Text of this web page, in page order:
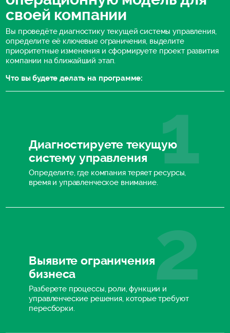
своей компании
Вы проведёте диагностику текущей системы управления,
определите её ключевые ограничения, выделите
приоритетные изменения и сформируете проект развития
компании на ближайший этап.
Что вы будете делать на программе:
Диагностируете текущую
систему управления
Определите, где компания теряет ресурсы,
время и управленческое внимание.
Выявите ограничения
бизнеса
Разберете процессы, роли, функции и
управленческие решения, которые требуют
пересборки.